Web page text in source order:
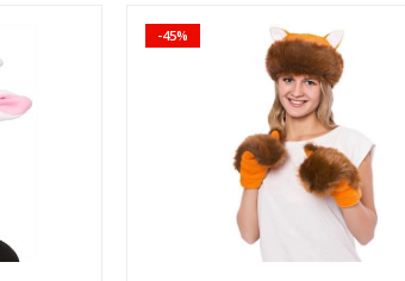
-45%